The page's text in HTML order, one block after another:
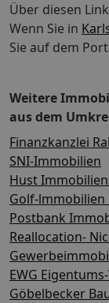
Über diesen
Wenn Sie in
Sie auf dem
Weitere
aus dem
Finanzkanzlei
SNI-Immobilien
Hust
Golf-lmmobilien
Postbank
Reallocation-
EWG
Göbelbecker